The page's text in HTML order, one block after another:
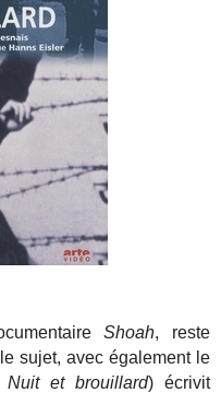
Shoah, reste
sujet, avec également le
Nuit et brouillard) écrivit